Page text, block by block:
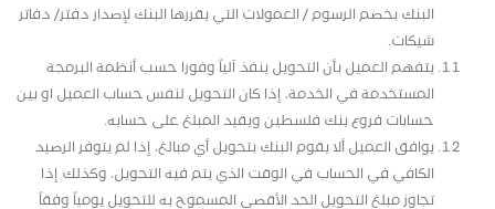
البنك بخصم الرسوم / العمولات التي يقررها البنك لإصدار دفتر/ دفاتر
شيكات.
يتفهم العميل بأن التحويل ينفذ آلياً وفورا حسب أنظمة البرمجة
المستخدمة في الخدمة، إذا كان التحويل لنفس حساب العميل او بين
حسابات فروع بنك فلسطين ويقيد المبلغ على حسابه.
يوافق العميل ألا يقوم البنك بتحويل أي مبالغ، إذا لم يتوفر الرصيد
الكافي في الحساب في الوقت الذي يتم فيه التحويل، وكذلك إذا
تجاوز مبلغ التحويل الحد الأقصى المسموح به للتحويل يومياً وفقاً